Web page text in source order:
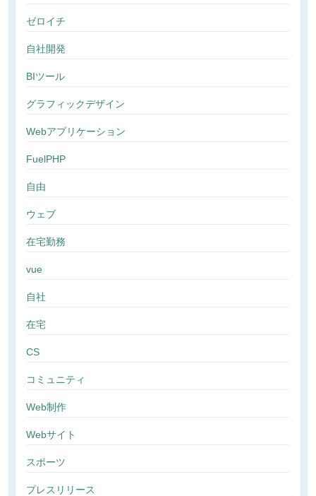
ゼロイチ
自社開発
BIツール
グラフィックデザイン
Webアプリケーション
FuelPHP
自由
ウェブ
在宅勤務
vue
自社
在宅
CS
コミュニティ
Web制作
Webサイト
スポーツ
プレスリリース